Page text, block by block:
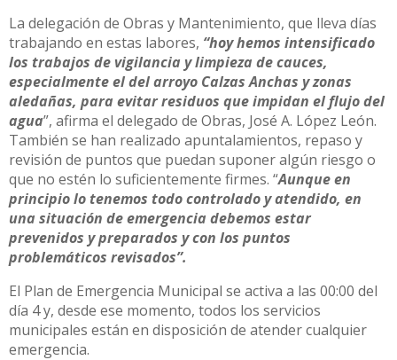
La delegación de Obras y Mantenimiento, que lleva días
trabajando en estas labores, “hoy hemos intensificado
los trabajos de vigilancia y limpieza de cauces,
especialmente el del arroyo Calzas Anchas y zonas
aledañas, para evitar residuos que impidan el flujo del
agua”, afirma el delegado de Obras, José A. López León.
También se han realizado apuntalamientos, repaso y
revisión de puntos que puedan suponer algún riesgo o
que no estén lo suficientemente firmes. “Aunque en
principio lo tenemos todo controlado y atendido, en
una situación de emergencia debemos estar
prevenidos y preparados y con los puntos
problemáticos revisados”.
El Plan de Emergencia Municipal se activa a las 00:00 del
día 4 y, desde ese momento, todos los servicios
municipales están en disposición de atender cualquier
emergencia.